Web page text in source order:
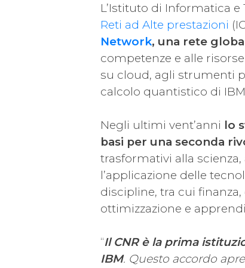
L’Istituto di Informatica e
Reti ad Alte prestazioni
Network, una rete
competenze e alle
su cloud, agli strumenti
calcolo quantistico di
Negli ultimi vent’anni lo
basi per una seconda
trasformativi alla
l’applicazione delle
discipline, tra cui
ottimizzazione e
“Il CNR è la prima
IBM. Questo accordo